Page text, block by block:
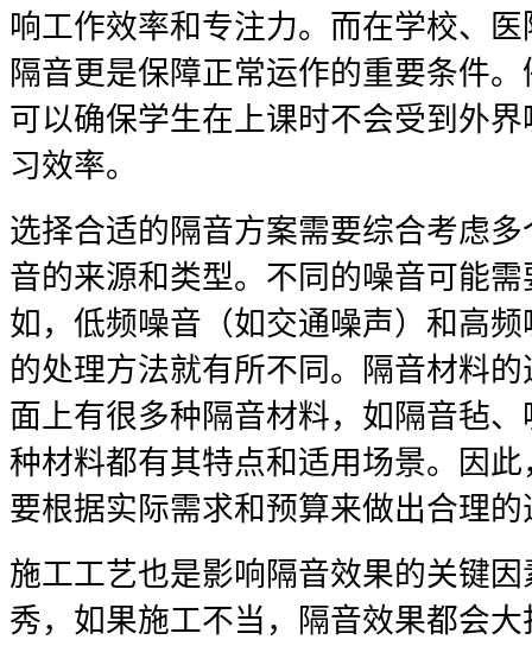
响工作效率和专注力。而在学校、
隔音更是保障正常运作的重要条件
可以确保学生在上课时不会受到外
习效率。
选择合适的隔音方案需要综合考虑
音的来源和类型。不同的噪音可能
如，低频噪音（如交通噪声）和高
的处理方法就有所不同。隔音材料
面上有很多种隔音材料，如隔音毡
种材料都有其特点和适用场景。因
要根据实际需求和预算来做出合理的
施工工艺也是影响隔音效果的关键
秀，如果施工不当，隔音效果都会